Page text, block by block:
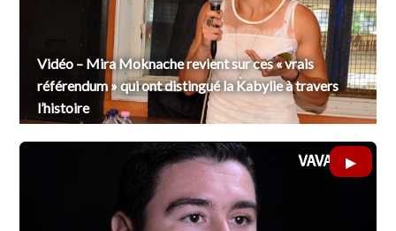
Vidéo – Mira Moknache revient sur ces « vrais
référendum » qui ont distingué la Kabylie à travers
l’histoire